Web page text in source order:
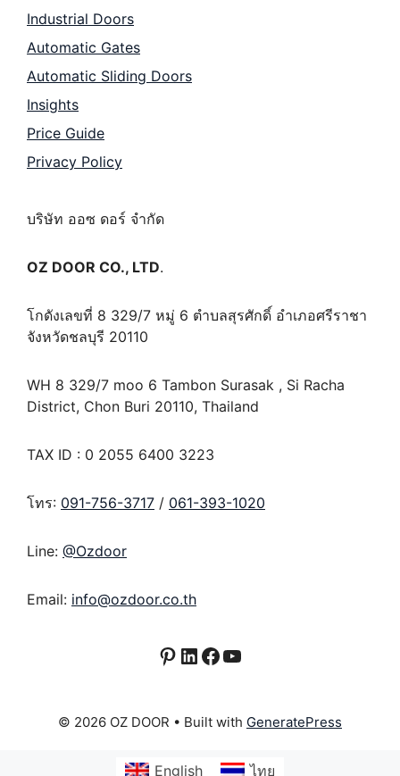
Industrial Doors
Automatic Gates
Automatic Sliding Doors
Insights
Price Guide
Privacy Policy
บริษัท ออซ ดอร์ จำกัด
OZ DOOR CO., LTD.
โกดังเลขที่ 8 329/7 หมู่ 6 ตำบลสุรศักดิ์ อำเภอศรีราชา
จังหวัดชลบุรี 20110
WH 8 329/7 moo 6 Tambon Surasak , Si Racha
District, Chon Buri 20110, Thailand
TAX ID : 0 2055 6400 3223
โทร: 091-756-3717 / 061-393-1020
Line: @Ozdoor
Email: info@ozdoor.co.th
Pinterest
LinkedIn
Facebook
YouTube
© 2026 OZ DOOR • Built with GeneratePress
English ไทย